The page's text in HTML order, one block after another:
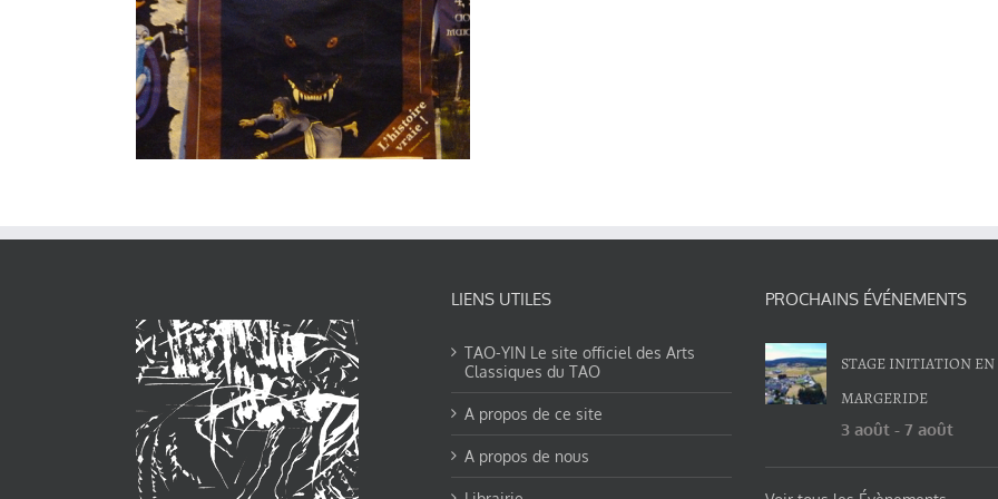
LIENS UTILES
TAO-YIN Le site officiel des Arts
Classiques du TAO
A propos de ce site
A propos de nous
PROCHAINS ÉVÉNEMENTS
STAGE INITIATION EN
MARGERIDE
3 août -7 août